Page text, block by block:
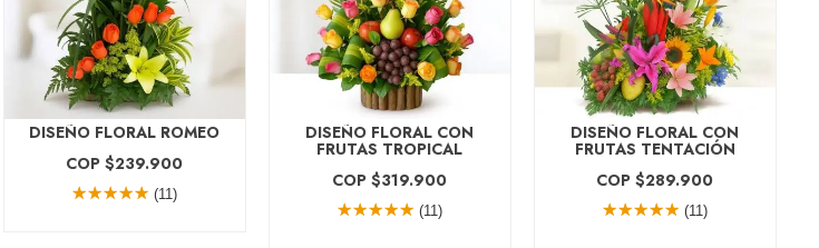
DISEÑO FLORAL ROMEO
COP $239.900
(11)
DISEÑO FLORAL CON
FRUTAS TROPICAL
COP $319.900
(11)
DISEÑO FLORAL CON
FRUTAS TENTACIÓN
COP $289.900
(11)